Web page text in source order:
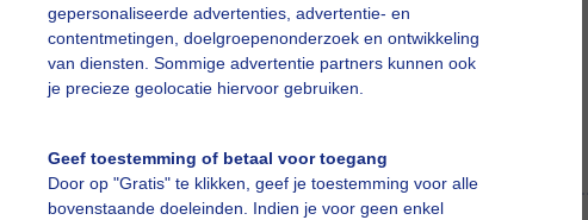
gepersonaliseerde advertenties, advertentie- en
contentmetingen, doelgroepenonderzoek en ontwikkeling
van diensten. Sommige advertentie partners kunnen ook
je precieze geolocatie hiervoor gebruiken.
Geef toestemming of betaal voor toegang
Door op "Gratis" te klikken, geef je toestemming voor alle
bovenstaande doeleinden. Indien je voor geen enkel
slideshow
Een moment geduld aub...